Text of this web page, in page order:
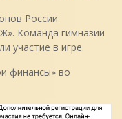
России
Команда гимназии
участие в игре.
финансы» во